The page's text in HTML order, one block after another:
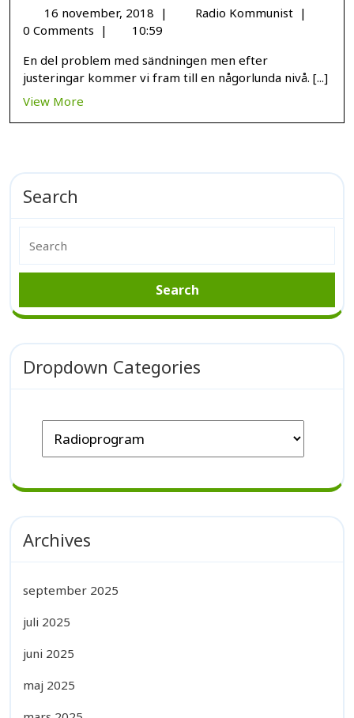
16 november, 2018 | Radio Kommunist |
0 Comments |
10:59
En del problem med sändningen men efter
justeringar kommer vi fram till en någorlunda nivå. [...]
View More
Search
Dropdown Categories
Archives
september 2025
juli 2025
juni 2025
maj 2025